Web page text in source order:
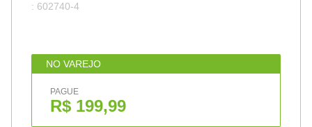
: 602740-4
NO VAREJO
PAGUE
R$ 199,99